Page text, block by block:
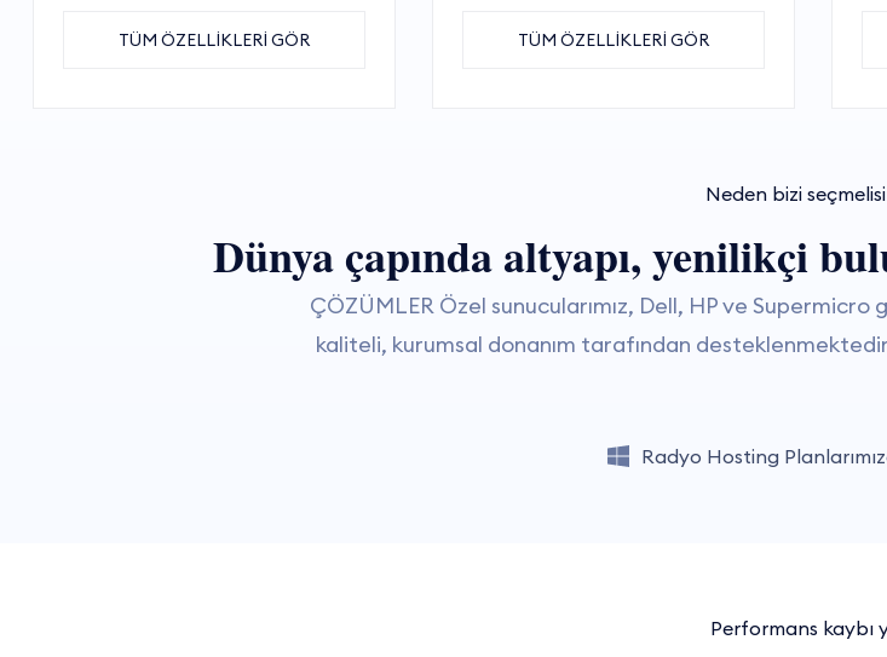
TÜM ÖZELLİKLERİ GÖR TÜM ÖZELLİKLERİ GÖR
Neden bizi
Dünya çapında altyapı, yenilikçi
ÇÖZÜMLER Özel sunucularımız, Dell, HP ve
kaliteli, kurumsal donanım tarafından
Radyo Hosting
Performans kaybı